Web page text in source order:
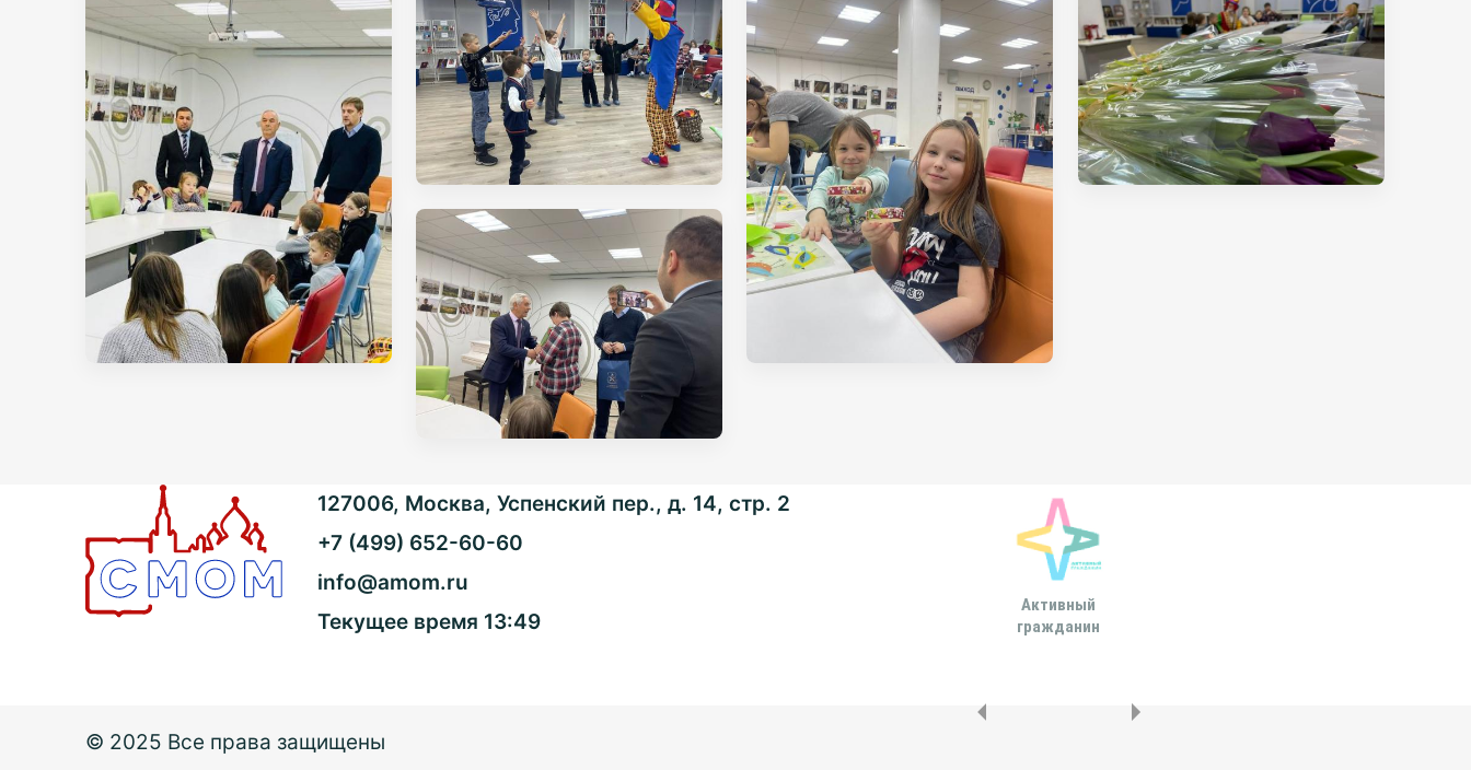
127006, Москва, Успенский пер., д. 14, стр. 2
+7 (499) 652-60-60
info@amom.ru
Текущее время 13:49
Активный
гражданин
© 2025 Все права защищены